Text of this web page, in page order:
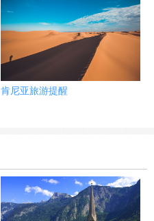
肯尼亚旅游提醒